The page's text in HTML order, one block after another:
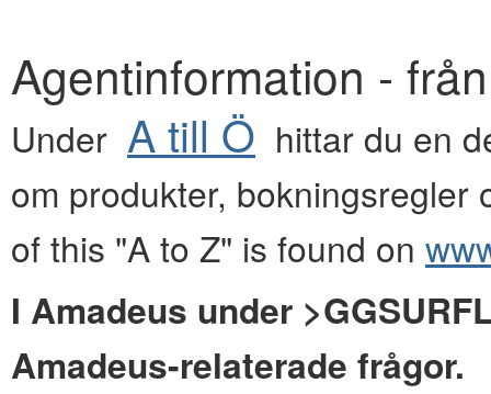
Agentinformation -
Under A till Ö hittar du en
om produkter, bokningsregler
of this "A to Z" is found on
I Amadeus under
Amadeus-relaterade frågor.